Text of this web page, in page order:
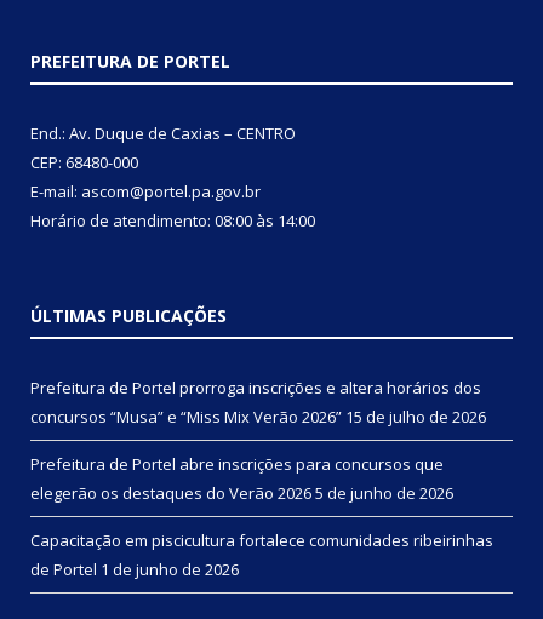
PREFEITURA DE PORTEL
End.: Av. Duque de Caxias – CENTRO
CEP: 68480-000
E-mail: ascom@portel.pa.gov.br
Horário de atendimento: 08:00 às 14:00
ÚLTIMAS PUBLICAÇÕES
Prefeitura de Portel prorroga inscrições e altera horários dos
concursos “Musa” e “Miss Mix Verão 2026” 15 de julho de 2026
Prefeitura de Portel abre inscrições para concursos que
elegerão os destaques do Verão 20265 de junho de 2026
Capacitação em piscicultura fortalece comunidades ribeirinhas
de Portel 1 de junho de 2026